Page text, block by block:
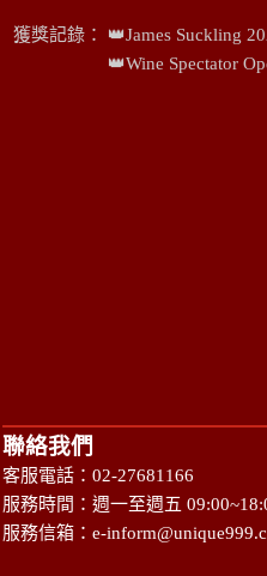
獲獎記錄：
👑James Suckling
👑Wine Spectator
聯絡我們
客服電話：02-27681166
服務時間：週一至週五
服務信箱： e-